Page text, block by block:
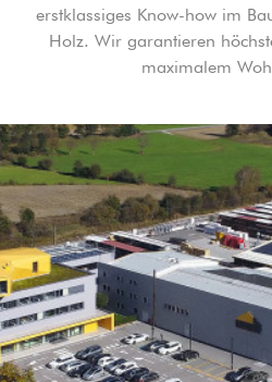
erstklassiges Know-how im
Holz. Wir garantieren
maximalem